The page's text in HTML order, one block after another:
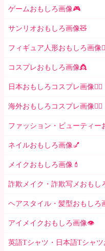
ゲームおもしろ画像🎮
サンリオおもしろ画像🧸
フィギュア人形おもしろ画像
コスプレおもしろ画像👸
日本おもしろコスプレ画像🧝‍♀️
海外おもしろコスプレ画像🧝‍♂️
ファッション・ビューティー
ネイルおもしろ画像💅
メイクおもしろ画像💄
詐欺メイク・詐欺写メおもし
ヘアスタイル・髪型おもしろ
アイメイクおもしろ画像👁
英語Tシャツ・日本語Tシャ